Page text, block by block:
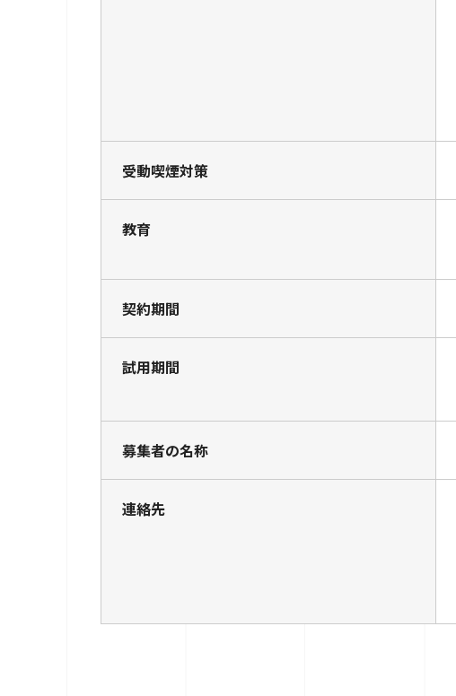
受動喫煙対策
教育
契約期間
試用期間
募集者の名称
連絡先